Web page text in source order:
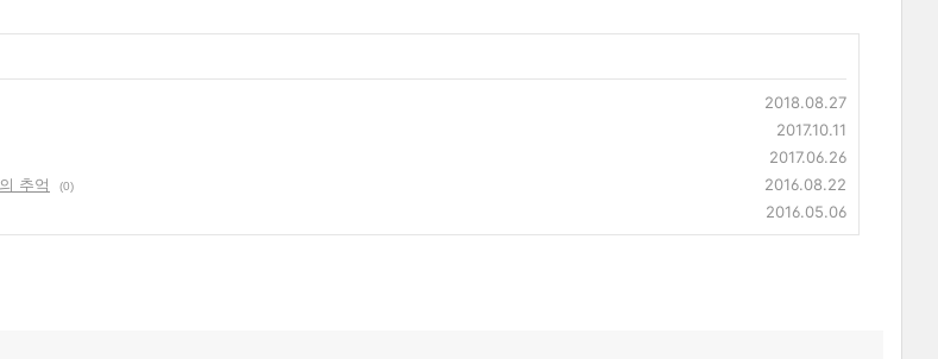
2018.08.27
2017.10.11
2017.06.26
추억
(0)
2016.08.22
2016.05.06